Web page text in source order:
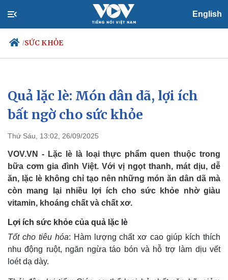
English
/SỨC KHỎE
Chính trị
Đảng
Tổ chức nhân sự
Nhận diện sự thật
Xã hội
Tin 24h
Dự báo thời tiết
Việc làm
Biển đảo
Quả lặc lè: Món dân dã, lợi ích
bất ngờ cho sức khỏe
Thứ Sáu, 13:02, 26/09/2025
VOV.VN - Lặc lè là loại thực phẩm quen thuộc trong
bữa cơm gia đình Việt. Với vị ngọt thanh, mát dịu, dễ
ăn, lặc lè không chỉ tạo nên những món ăn dân dã mà
còn mang lại nhiều lợi ích cho sức khỏe nhờ giàu
vitamin, khoáng chất và chất xơ.
Lợi ích sức khỏe của quả lặc lè
Tốt cho tiêu hóa: Hàm lượng chất xơ cao giúp kích thích
nhu động ruột, ngăn ngừa táo bón và hỗ trợ làm dịu vết
loét dạ dày.